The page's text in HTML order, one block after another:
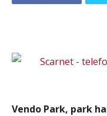
Vendo Park, park